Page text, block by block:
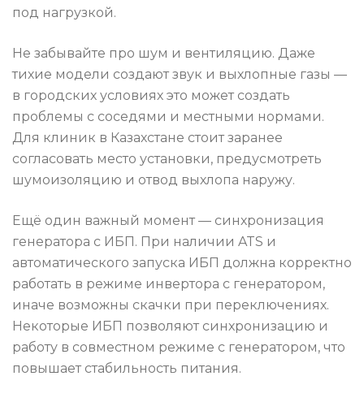
под нагрузкой.
Не забывайте про шум и вентиляцию. Даже
тихие модели создают звук и выхлопные газы —
в городских условиях это может создать
проблемы с соседями и местными нормами.
Для клиник в Казахстане стоит заранее
согласовать место установки, предусмотреть
шумоизоляцию и отвод выхлопа наружу.
Ещё один важный момент — синхронизация
генератора с ИБП. При наличии ATS и
автоматического запуска ИБП должна корректно
работать в режиме инвертора с генератором,
иначе возможны скачки при переключениях.
Некоторые ИБП позволяют синхронизацию и
работу в совместном режиме с генератором, что
повышает стабильность питания.